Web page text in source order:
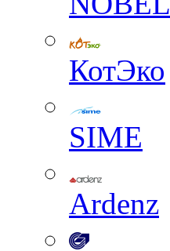
КотЭко
SIME
Ardenz